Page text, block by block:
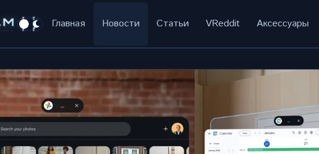
Главная Новости Статьи VReddit Аксессуары